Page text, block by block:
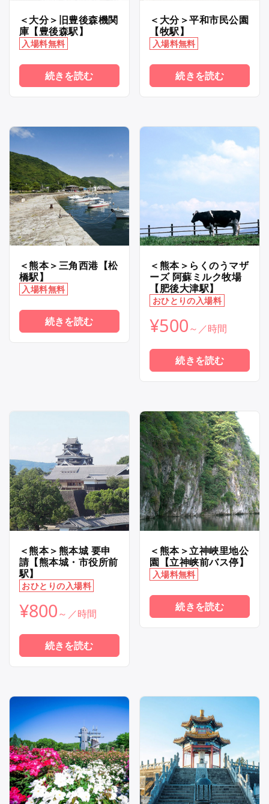
＜大分＞旧豊後森機関
庫【豊後森駅】
入場料無料
続きを読む
＜大分＞平和市民公園
【牧駅】
入場料無料
続きを読む
＜熊本＞三角西港【松
橋駅】
入場料無料
続きを読む
＜熊本＞らくのうマザ
ーズ 阿蘇ミルク牧場
【肥後大津駅】
おひとりの入場料
¥500
続きを読む
＜熊本＞熊本城 要申
請【熊本城・市役所前
駅】
おひとりの入場料
¥800
続きを読む
＜熊本＞立神峽里地公
園【立神峡前バス停】
入場料無料
続きを読む